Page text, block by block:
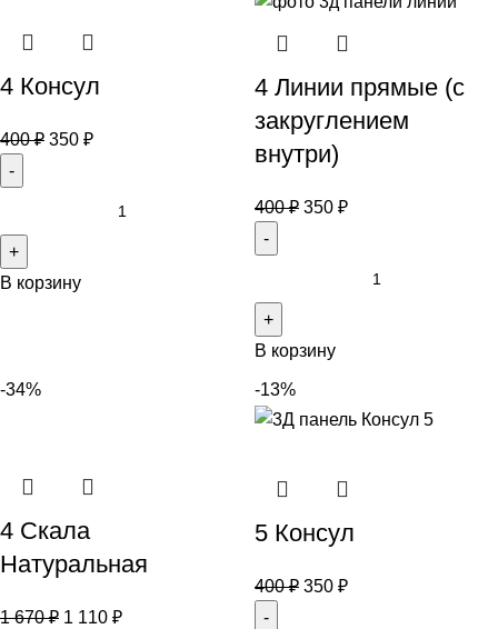
4 Консул
400₽ 350 ₽
В корзину
4 Линии прямые (с
закруглением
внутри)
400₽ 350 ₽
В корзину
-34%
4 Скала
Натуральная
1 670₽ 1 110 ₽
-13%
5 Консул
400₽ 350 ₽